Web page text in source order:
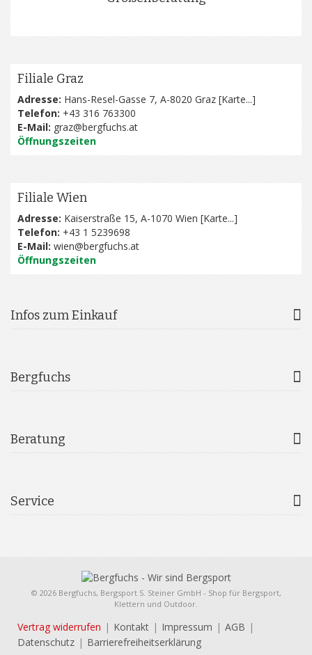
Filiale Graz
Adresse: Hans-Resel-Gasse 7, A-8020 Graz [Karte...]
Telefon: +43 316 763300
E-Mail: graz@bergfuchs.at
Öffnungszeiten
Filiale Wien
Adresse: Kaiserstraße 15, A-1070 Wien [Karte...]
Telefon: +43 1 5239698
E-Mail: wien@bergfuchs.at
Öffnungszeiten
Infos zum Einkauf
Bergfuchs
Beratung
Service
© 2026 Bergfuchs, Bergsport S. Steiner GmbH - Shop für Bergsport,
Klettern und Outdoor.
Vertrag widerrufen Kontakt Impressum
AGB
Datenschutz
Barrierefreiheitserklärung